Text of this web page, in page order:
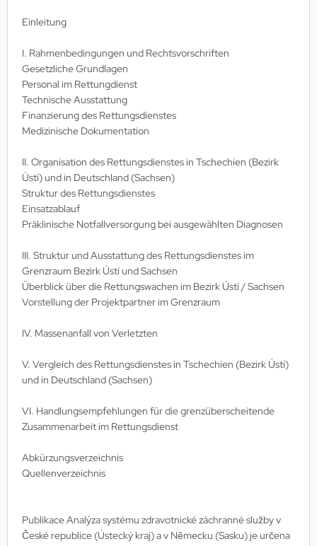
Einleitung
I. Rahmenbedingungen und Rechtsvorschriften
Gesetzliche Grundlagen
Personal im Rettungdienst
Technische Ausstattung
Finanzierung des Rettungsdienstes
Medizinische Dokumentation
II. Organisation des Rettungsdienstes in Tschechien (Bezirk
Ústí) und in Deutschland (Sachsen)
Struktur des Rettungsdienstes
Einsatzablauf
Präklinische Notfallversorgung bei ausgewählten Diagnosen
III. Struktur und Ausstattung des Rettungsdienstes im
Grenzraum Bezirk Ústí und Sachsen
Überblick über die Rettungswachen im Bezirk Ústí / Sachsen
Vorstellung der Projektpartner im Grenzraum
IV. Massenanfall von Verletzten
V. Vergleich des Rettungsdienstes in Tschechien (Bezirk Ústí)
und in Deutschland (Sachsen)
VI. Handlungsempfehlungen für die grenzüber­scheitende
Zusammenarbeit im Rettungsdienst
Abkürzungsverzeichnis
Quellenverzeichnis
Publikace Analýza systému zdravotnické záchranné služby v
České republice (Ústecký kraj) a v Německu (Sasku) je určena